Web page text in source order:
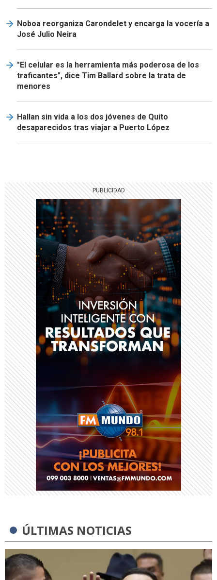
Noboa reorganiza Carondelet y encarga la vocería a
José Julio Neira
"El celular es la herramienta más poderosa de los
traficantes", dice Tim Ballard sobre la trata de
menores
Hallan sin vida a los dos jóvenes de Quito
desaparecidos tras viajar a Puerto López
ÚLTIMAS NOTICIAS